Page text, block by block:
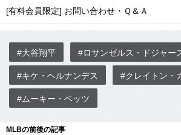
[有料会員限定] お問い合わせ・Ｑ＆Ａ
#大谷翔平 #ロサンゼルス・ドジャー
#キケ・ヘルナンデス #クレイトン・
#ムーキー・ベッツ
MLBの前後の記事